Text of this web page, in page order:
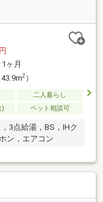
1ヶ月
2）
二人暮らし
) ペット相談可
3点給湯，BS，IHク
ン，エアコン